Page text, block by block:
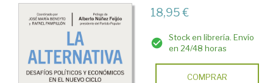
18,95 €
Stock en librería. Envío
en 24/48 horas
COMPRAR